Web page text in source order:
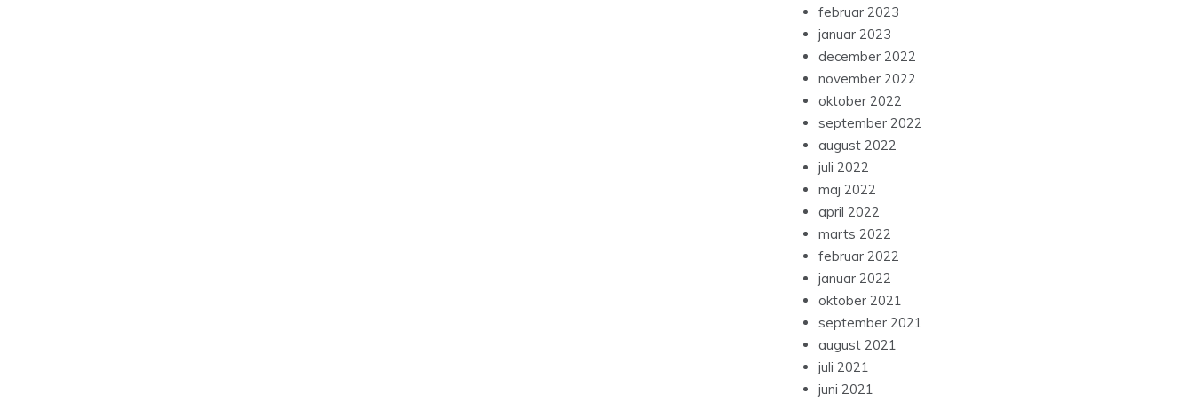
februar 2023
januar 2023
december 2022
november 2022
oktober 2022
september 2022
august 2022
juli 2022
maj 2022
april 2022
marts 2022
februar 2022
januar 2022
oktober 2021
september 2021
august 2021
juli 2021
juni 2021